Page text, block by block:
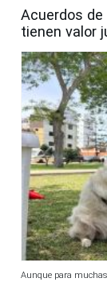
Acuerdos
tienen valor
Aunque para